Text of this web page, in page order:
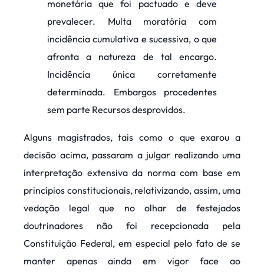
monetária que foi pactuado e deve
prevalecer. Multa moratória com
incidência cumulativa e sucessiva, o que
afronta a natureza de tal encargo.
Incidência única corretamente
determinada. Embargos procedentes
sem parte Recursos desprovidos.
Alguns magistrados, tais como o que exarou a
decisão acima, passaram a julgar realizando uma
interpretação extensiva da norma com base em
princípios constitucionais, relativizando, assim, uma
vedação legal que no olhar de festejados
doutrinadores não foi recepcionada pela
Constituição Federal, em especial pelo fato de se
manter apenas ainda em vigor face ao